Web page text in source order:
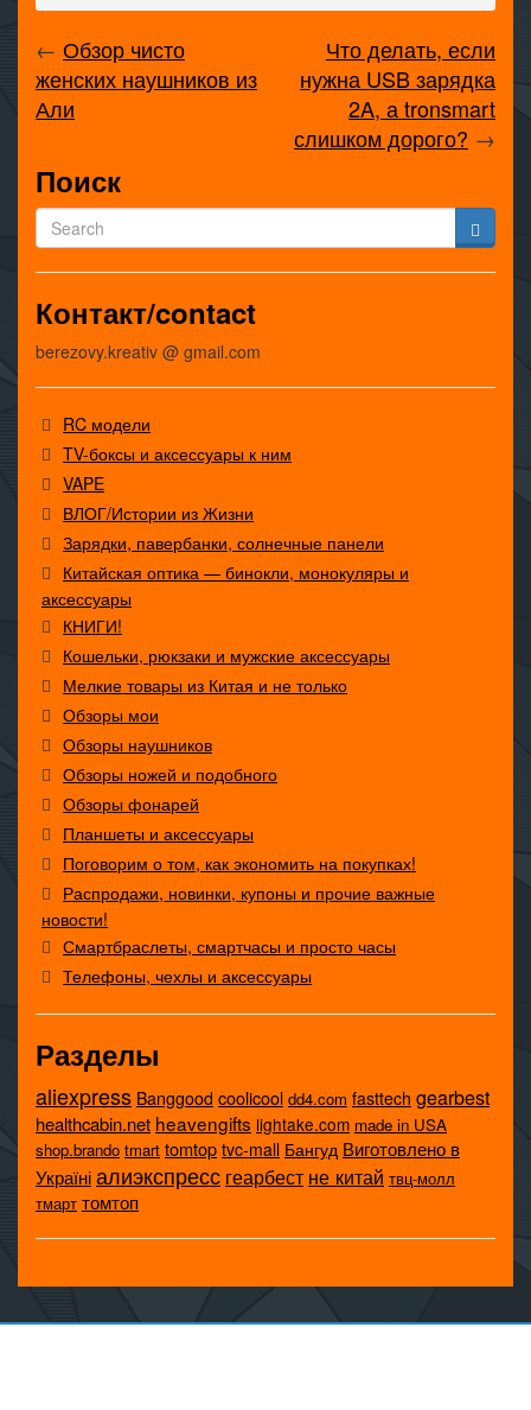
← Обзор чисто
женских наушников из
Али
Что делать, если
нужна USB зарядка
2A, а tronsmart
слишком дорого? →
Поиск
Контакт/contact
berezovy.kreativ @ gmail.com
RC модели
TV-боксы и аксессуары к ним
VAPE
ВЛОГ/Истории из Жизни
Зарядки, павербанки, солнечные панели
Китайская оптика — бинокли, монокуляры и
аксессуары
КНИГИ!
Кошельки, рюкзаки и мужские аксессуары
Мелкие товары из Китая и не только
Обзоры мои
Обзоры наушников
Обзоры ножей и подобного
Обзоры фонарей
Планшеты и аксессуары
Поговорим о том, как экономить на покупках!
Распродажи, новинки, купоны и прочие важные
новости!
Смартбраслеты, смартчасы и просто часы
Телефоны, чехлы и аксессуары
Разделы
aliexpress Banggood coolicool dd4.com fasttech gearbest
healthcabin.net heavengifts lightake.com made in USA
shop.brando tmart tomtop tvc-mall Бангуд Виготовлено в
Україніалиэкспресс геарбест не китай твц-молл
тмарт томтоп